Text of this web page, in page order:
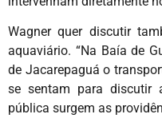
Wagner quer discutir
aquaviário. “Na Baía de
de Jacarepaguá o
se sentam para discutir
pública surgem as